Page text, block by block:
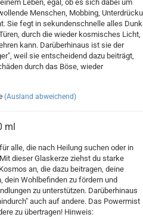
Leben, egal, ob es sich dabei um
Menschen, Mobbing,
Sie fegt in sekundenschnelle alles
durch die wieder kosmisches Licht,
kann. Darüberhinaus ist sie der
weil sie entscheidend dazu beiträgt,
durch das Böse, wieder
(Ausland abweichend)
ml
alle, die nach Heilung suchen oder in
dieser Glaskerze ziehst du starke
an, die dazu beitragen, deine
dein Wohlbefinden zu fördern und
zu unterstützen. Darüberhinaus
auch auf andere. Das Powermist
zu übertragen! Hinweis: